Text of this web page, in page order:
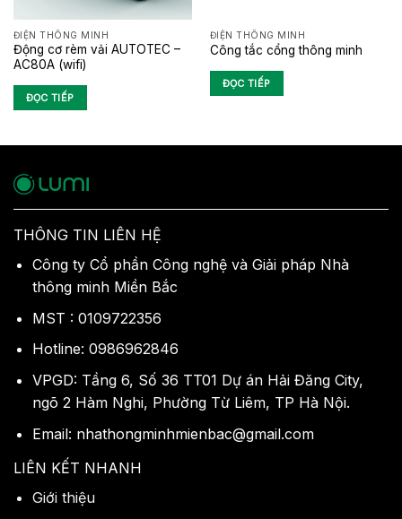
ĐIỆN THÔNG MINH
Động cơ rèm vải AUTOTEC –
AC80A (wifi)
ĐỌC TIẾP
ĐIỆN THÔNG MINH
Công tắc cổng thông minh
ĐỌC TIẾP
THÔNG TIN LIÊN HỆ
Công ty Cổ phần Công nghệ và Giải pháp Nhà
thông minh Miền Bắc
MST : 0109722356
Hotline: 0986962846
VPGD: Tầng 6, Số 36 TT01 Dự án Hải Đăng City,
ngõ 2 Hàm Nghi, Phường Từ Liêm, TP Hà Nội.
Email: nhathongminhmienbac@gmail.com
LIÊN KẾT NHANH
Giới thiệu